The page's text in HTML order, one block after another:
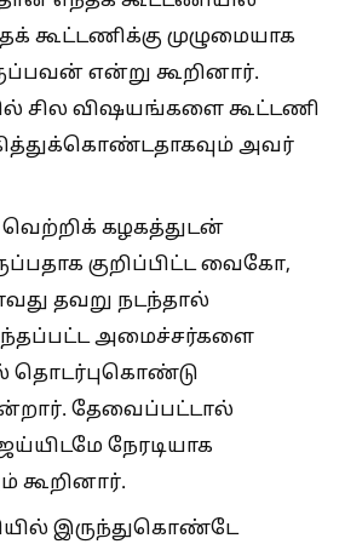
கூட்டணிக்கு முழுமையாக
என்று கூறினார்.
சில விஷயங்களை கூட்டணி
அவர்
கழகத்துடன்
குறிப்பிட்ட வைகோ,
தவறு நடந்தால்
அமைச்சர்களை
தொடர்புகொண்டு
தேவைப்பட்டால்
நேரடியாக
கூறினார்.
இருந்துகொண்டே